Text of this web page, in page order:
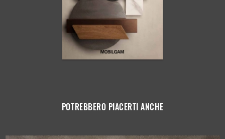
POTREBBERO PIACERTI ANCHE